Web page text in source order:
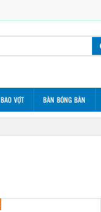
BAO VỢT BÀN BÓNG BÀN